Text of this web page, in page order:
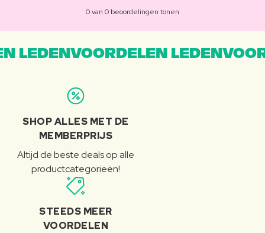
0 van 0 beoordelingen tonen
LEDENVOORDELEN
SHOP ALLES MET DE
MEMBERPRIJS
Altijd de beste deals op alle
productcategorieën!
STEEDS MEER
VOORDELEN